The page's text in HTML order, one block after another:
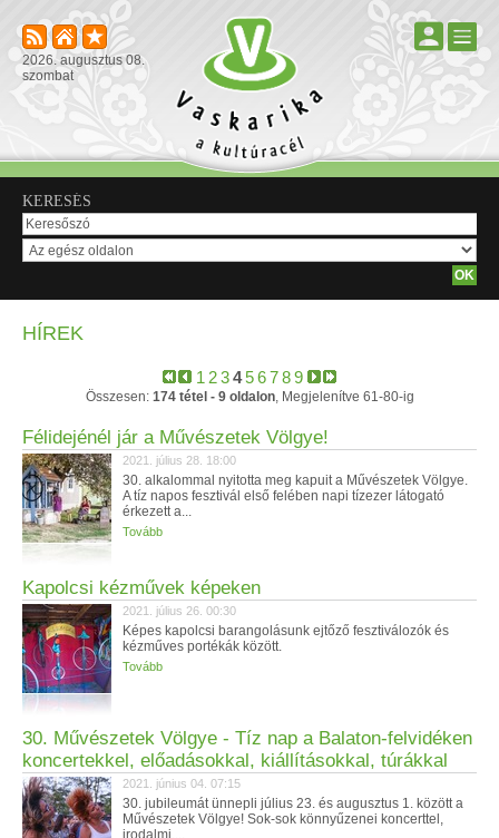
2026. augusztus 08.
szombat
KERESÉS
HÍREK
1 23456789
Összesen: 174 tétel - 9 oldalon, Megjelenítve 61-80-ig
Félidejénél jár a Művészetek Völgye!
2021. július 28. 18:00
30. alkalommal nyitotta meg kapuit a Művészetek Völgye.
A tíz napos fesztivál első felében napi tízezer látogató
érkezett a...
Tovább
Kapolcsi kézművek képeken
2021. július 26. 00:30
Képes kapolcsi barangolásunk ejtőző fesztiválozók és
kézműves portékák között.
Tovább
30. Művészetek Völgye - Tíz nap a Balaton-felvidéken
koncertekkel, előadásokkal, kiállításokkal, túrákkal
2021. június 04. 07:15
30. jubileumát ünnepli július 23. és augusztus 1. között a
Művészetek Völgye! Sok-sok könnyűzenei koncerttel,
irodalmi,...